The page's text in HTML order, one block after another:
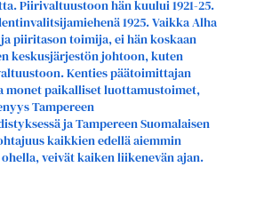
Piirivaltuustoon hän kuului 1921-25.
1925. Vaikka Alha
piiritason toimija, ei hän koskaan
keskusjärjestön johtoon, kuten
Kenties päätoimittajan
monet paikalliset luottamustoimet,
Tampereen
ja Tampereen Suomalaisen
kaikkien edellä aiemmin
veivät kaiken liikenevän ajan.